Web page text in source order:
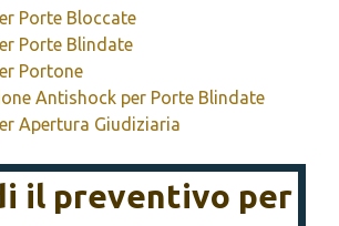
Porte Bloccate
Porte Blindate
Portone
Antishock per Porte Blindate
Apertura Giudiziaria
il preventivo per